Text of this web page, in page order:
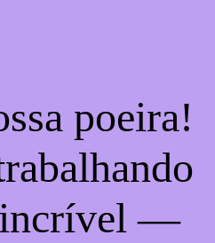
poeira!
incrível —